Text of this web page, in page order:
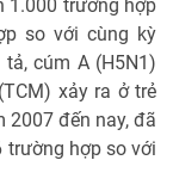
1.000 trường hợp
so với cùng kỳ
cúm A (H5N1)
xảy ra ở trẻ
2007 đến nay, đã
trường hợp so với